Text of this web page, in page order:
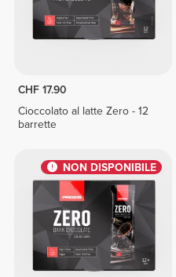
CHF 17.90
Cioccolato al latte Zero - 12
barrette
NON DISPONIBILE